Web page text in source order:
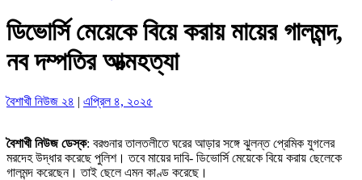
ডিভোর্সি মেয়েকে বিয়ে করায় মায়ের গালমন্দ,
নব দম্পতির আত্মহত্যা
বৈশাখী নিউজ ২৪ | এপ্রিল ৪, ২০২৫
বৈশাখী নিউজ ডেস্ক: বরগুনার তালতলীতে ঘরের আড়ার সঙ্গে ঝুলন্ত প্রেমিক যুগলের
মরদেহ উদ্ধার করেছে পুলিশ। তবে মায়ের দাবি- ডিভোর্সি মেয়েকে বিয়ে করায় ছেলেকে
গালমন্দ করেছেন। তাই ছেলে এমন কাণ্ড করেছে।